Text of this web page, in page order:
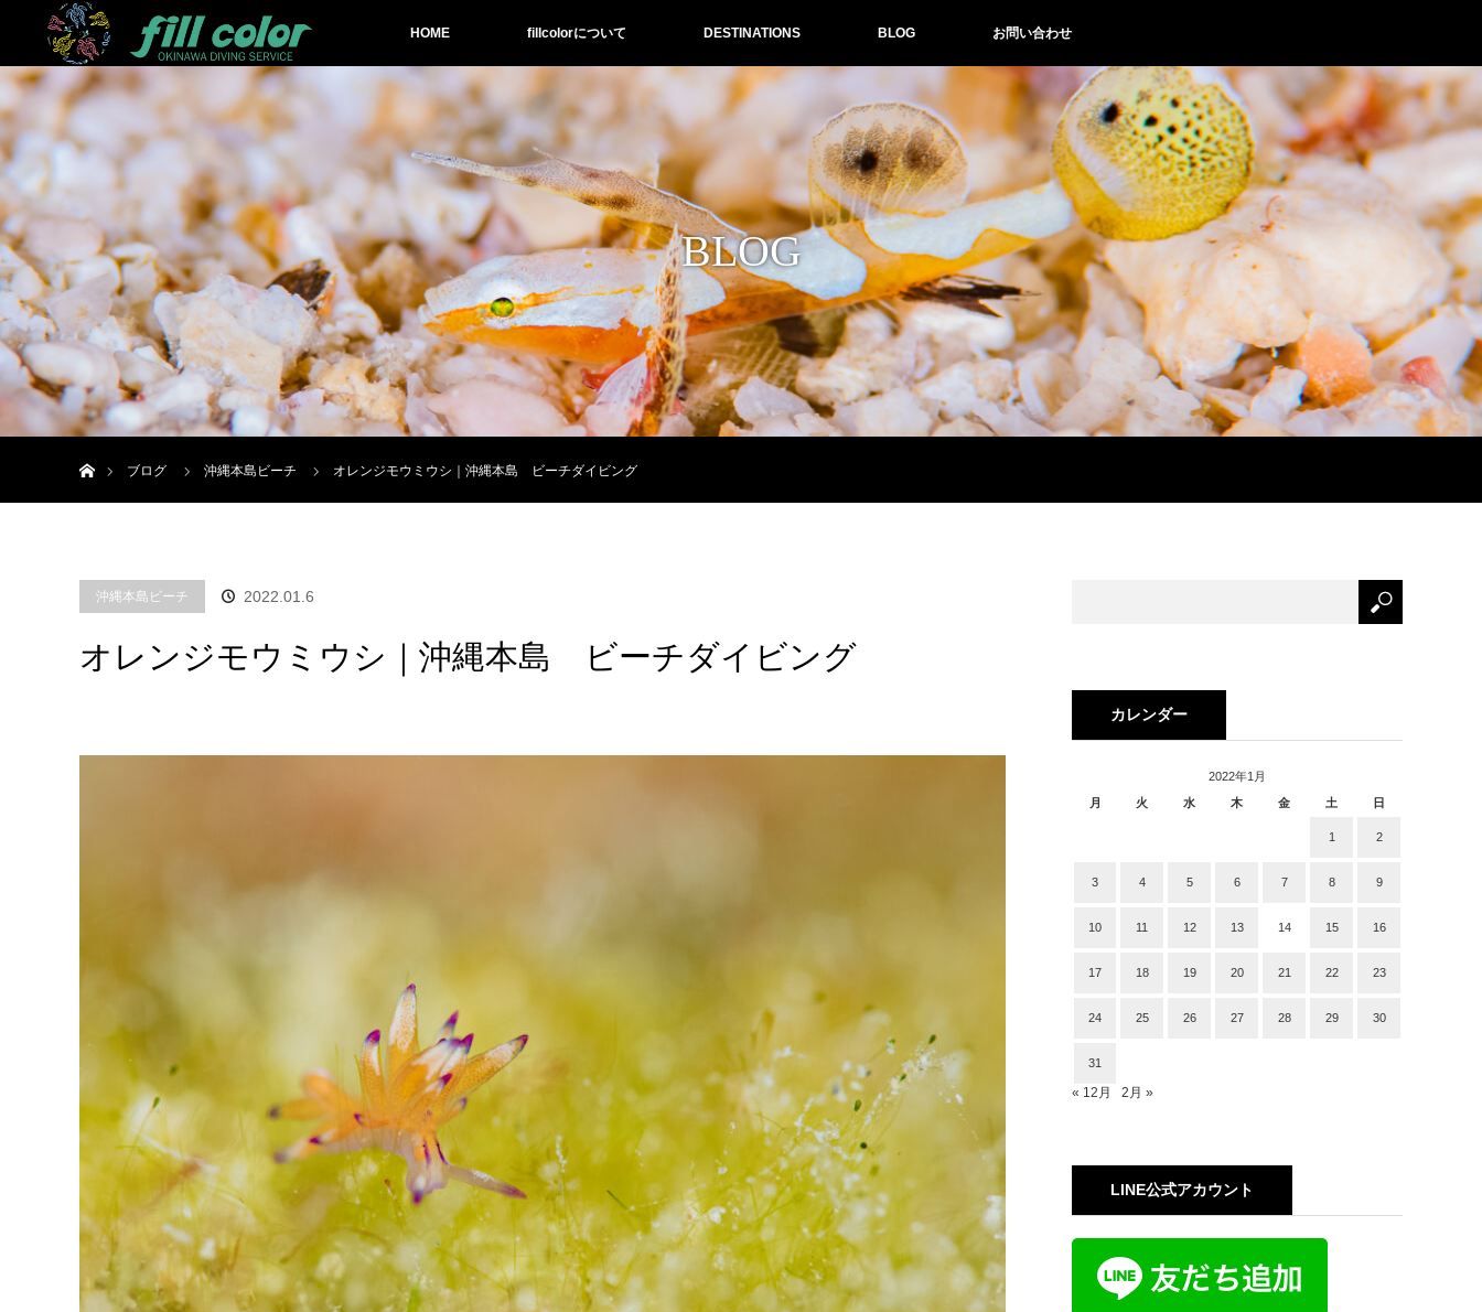
HOME fillcolorについて DESTINATIONS BLOG お問い合わせ
BLOG
ブログ
沖縄本島ビーチ オレンジモウミウシ｜沖縄本島 ビーチダイビング
沖縄本島ビーチ 2022.01.6
オレンジモウミウシ｜沖縄本島 ビーチダイビング
カレンダー
2022年1月
月
火 水 木 金 土 日
1 2
3 4 5 6 7 8 9
10 11 12 13 14 15 16
17 18 19 20 21 22 23
24 25 26 27 28 29 30
31
« 12月 2月 »
LINE公式アカウント